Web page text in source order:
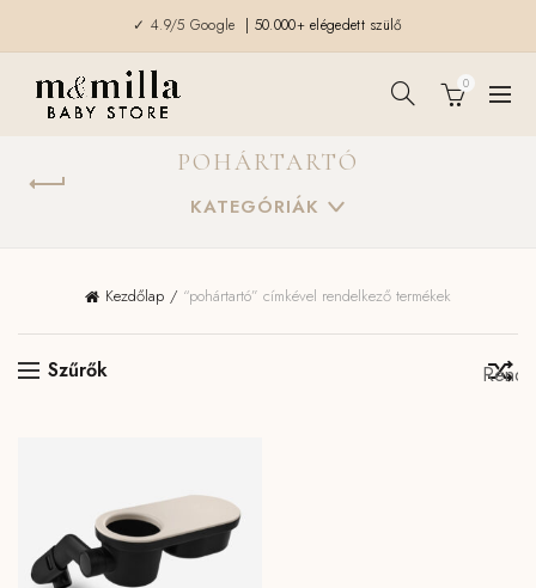
✓ 4.9/5 Google | 50.000+ elégedett szülő
0
POHÁRTARTÓ
KATEGÓRIÁK
Kezdőlap “pohártartó” címkével rendelkező termékek
Szűrők